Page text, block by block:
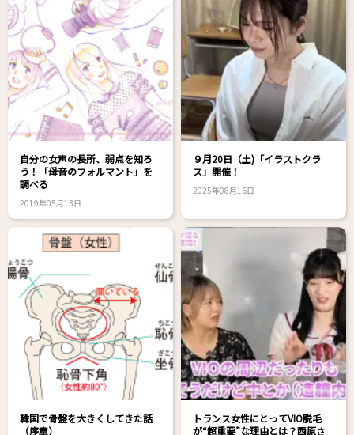
自分の女声の長所、弱点を知ろ
う！「母音のフォルマント」を
調べる
2019年05月13日
９月20日（土)「イラストクラ
ス」開催！
2025年08月16日
韓国で骨盤を大きくしてきた話
（序章）
トランス女性にとってVIO脱毛
が“超重要”な理由とは？西原さ